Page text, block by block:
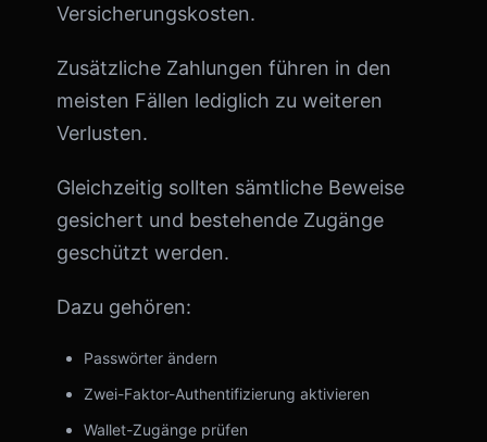
Versicherungskosten.
Zusätzliche Zahlungen führen in den
meisten Fällen lediglich zu weiteren
Verlusten.
Gleichzeitig sollten sämtliche Beweise
gesichert und bestehende Zugänge
geschützt werden.
Dazu gehören:
Passwörter ändern
Zwei-Faktor-Authentifizierung aktivieren
Wallet-Zugänge prüfen